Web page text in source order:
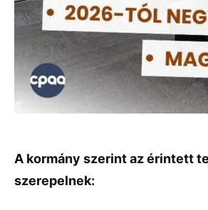
A kormány szerint az érintett
szerepelnek: